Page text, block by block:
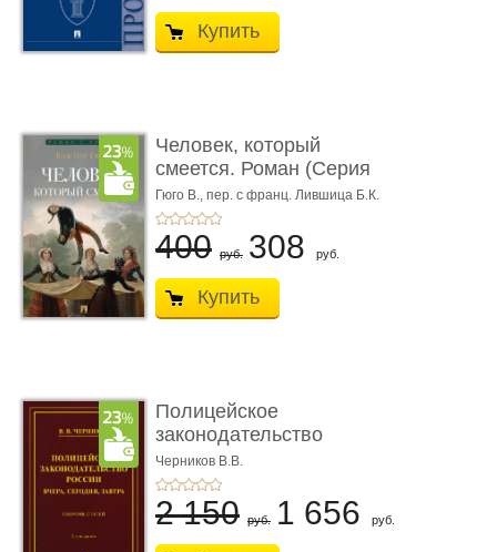
Купить
Человек, который
смеется. Роман (Серия
«Роман с ...
Гюго В., пер. с франц. Лившица Б.К.
400 руб. 308 руб.
Купить
Полицейское
законодательство
России: вчера, с� ...
Черников В.В.
2 150 руб. 1 656 руб.